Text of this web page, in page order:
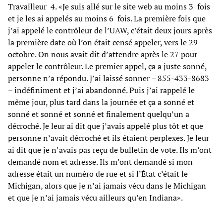
Travailleur 4. «Je suis allé sur le site web au moins 3 fois
et je les ai appelés au moins 6 fois. La première fois que
j’ai appelé le contrôleur de l’UAW, c’était deux jours après
la première date où l’on était censé appeler, vers le 29
octobre. On nous avait dit d’attendre après le 27 pour
appeler le contrôleur. Le premier appel, ça a juste sonné,
personne n’a répondu. J’ai laissé sonner – 855-433-8683
– indéfiniment et j’ai abandonné. Puis j’ai rappelé le
même jour, plus tard dans la journée et ça a sonné et
sonné et sonné et sonné et finalement quelqu’un a
décroché. Je leur ai dit que j’avais appelé plus tôt et que
personne n’avait décroché et ils étaient perplexes. Je leur
ai dit que je n’avais pas reçu de bulletin de vote. Ils m’ont
demandé nom et adresse. Ils m’ont demandé si mon
adresse était un numéro de rue et si l’État c’était le
Michigan, alors que je n’ai jamais vécu dans le Michigan
et que je n’ai jamais vécu ailleurs qu’en Indiana».